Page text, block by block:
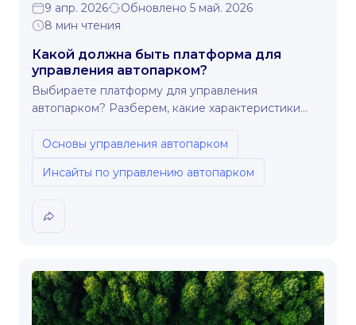
9 апр. 2026
Обновлено 5 май. 2026
8 мин чтения
Какой должна быть платформа для
управления автопарком?
Выбираете платформу для управления
автопарком? Разберем, какие характеристики
Основы управления автопарком
Инсайты по управлению автопарком